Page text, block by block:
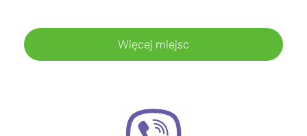
Więcej miejsc